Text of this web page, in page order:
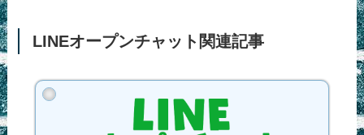
LINEオープンチャット関連記事